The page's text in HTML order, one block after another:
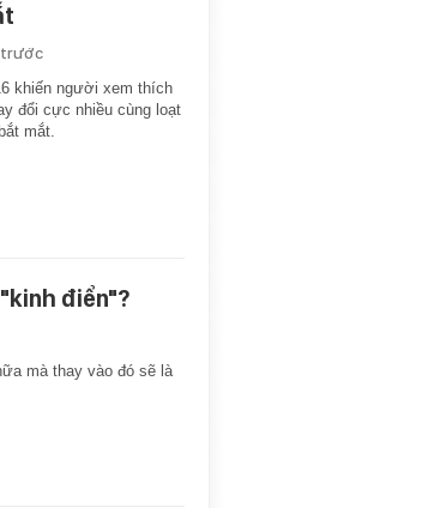
trước
khiến người xem thích
đổi cực nhiều cùng loạt
mắt.
điển"?
mà thay vào đó sẽ là